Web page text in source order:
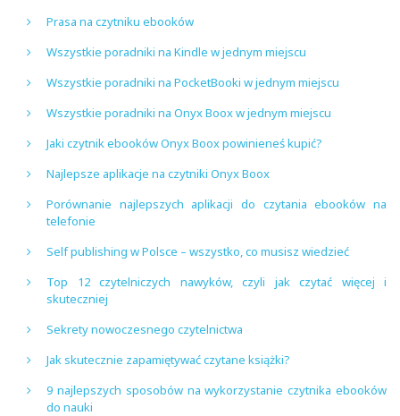
Prasa na czytniku ebooków
Wszystkie poradniki na Kindle w jednym miejscu
Wszystkie poradniki na PocketBooki w jednym miejscu
Wszystkie poradniki na Onyx Boox w jednym miejscu
Jaki czytnik ebooków Onyx Boox powinieneś kupić?
Najlepsze aplikacje na czytniki Onyx Boox
Porównanie najlepszych aplikacji do czytania ebooków na
telefonie
Self publishing w Polsce – wszystko, co musisz wiedzieć
Top 12 czytelniczych nawyków, czyli jak czytać więcej i
skuteczniej
Sekrety nowoczesnego czytelnictwa
Jak skutecznie zapamiętywać czytane książki?
9 najlepszych sposobów na wykorzystanie czytnika ebooków
do nauki